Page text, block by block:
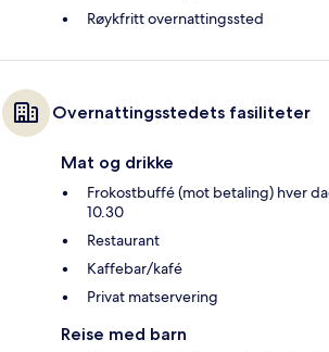
Røykfritt overnattingssted
Overnattingsstedets fasiliteter
Mat og drikke
Frokostbuffé (mot betaling) hver
10.30
Restaurant
Kaffebar/kafé
Privat matservering
Reise med barn